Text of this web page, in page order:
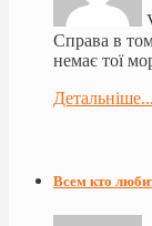
Справа в
немає тої
Детальніше...
Всем кто